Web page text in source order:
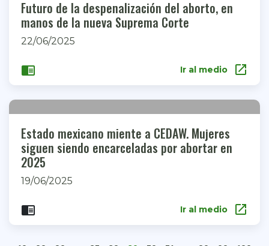
Futuro de la despenalización del aborto, en
manos de la nueva Suprema Corte
22/06/2025
chrome_reader_mode Ir al medio open_in_new
Estado mexicano miente a CEDAW. Mujeres
siguen siendo encarceladas por abortar en
2025
19/06/2025
chrome_reader_mode Ir al medio open_in_new